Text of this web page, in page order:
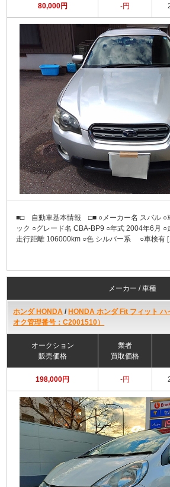
80,000円 -円
■□ 自動車基本情報 □■ ○メーカー名 スバル ○
ック ○グレード名 CBA-BP9 ○年式 2004年6月
走行距離 106000km ○色 シルバー系 ○車検有
メーカー / 車種
ホンダ HONDA / HONDA ホンダ Fit フィット
オク管理番号：C2001510）
オークション
販売価格
業者
買取価格
198,000円 -円